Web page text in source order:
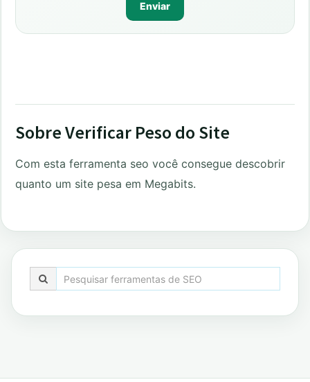
Sobre Verificar Peso do Site
Com esta ferramenta seo você consegue descobrir
quanto um site pesa em Megabits.